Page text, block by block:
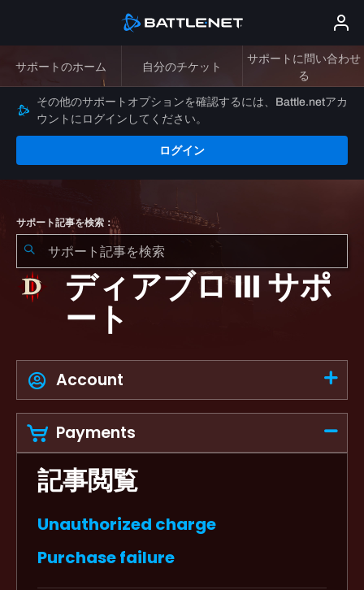
サポートのホーム 自分のチケット
サポートに問い合わせ
る
その他のサポートオプションを確認するには、Battle.netアカ
ウントにログインしてください。
ログイン
サポート記事を検索：
ディアブロ III サポ
ート
Account
Payments
記事閲覧
Unauthorized charge
Purchase failure